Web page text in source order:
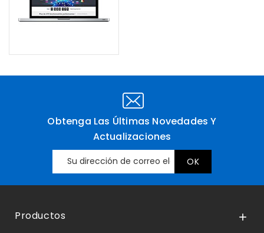
Obtenga Las Últimas Novedades Y
Actualizaciones
Productos 